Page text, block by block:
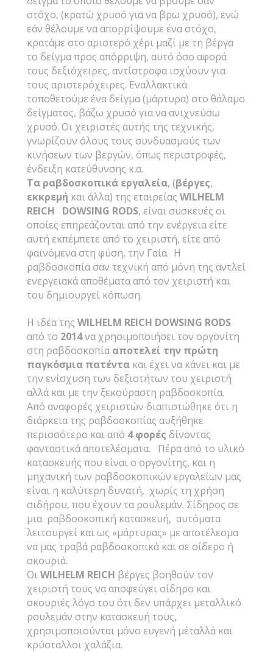
στόχο, (κρατώ χρυσό για να βρω χρυσό), ενώ
εάν θέλουμε να απορρίψουμε ένα στόχο,
κρατάμε στο αριστερό χέρι μαζί με τη βέργα
το δείγμα προς απόρριψη, αυτό όσο αφορά
τους δεξιόχειρες, αντίστροφα ισχύουν για
τους αριστερόχειρες. Εναλλακτικά
τοποθετούμε ένα δείγμα (μάρτυρα) στο θάλαμο
δείγματος, βάζω χρυσό για να ανιχνεύσω
χρυσό. Οι χειριστές αυτής της τεχνικής,
γνωρίζουν όλους τους συνδυασμούς των
κινήσεων των βεργών, όπως περιστροφές,
ένδειξη κατεύθυνσης κ.α.
Τα ραβδοσκοπικά εργαλεία, (βέργες,
εκκρεμή και άλλα) της εταιρείας WILHELM
REICH DOWSING RODS, είναι συσκευές οι
οποίες επηρεάζονται από την ενέργεια είτε
αυτή εκπέμπετε από το χειριστή, είτε από
φαινόμενα στη φύση, την Γαία. Η
ραβδοσκοπία σαν τεχνική από μόνη της αντλεί
ενεργειακά αποθέματα από τον χειριστή και
του δημιουργεί κόπωση.
Η ιδέα της WILHELM REICH DOWSING RODS
από το 2014να χρησιμοποιήσει τον οργονίτη
στη ραβδοσκοπία αποτελεί την πρώτη
παγκόσμια πατέντα και έχει να κάνει και με
την ενίσχυση των δεξιοτήτων του χειριστή
αλλά και με την ξεκούραστη ραβδοσκοπία.
Από αναφορές χειριστών διαπιστώθηκε ότι η
διάρκεια της ραβδοσκοπίας αυξήθηκε
περισσότερο και από 4 φορές δίνοντας
φανταστικά αποτελέσματα. Πέρα από το υλικό
κατασκευής που είναι ο οργονίτης, και η
μηχανική των ραβδοσκοπικών εργαλείων μας
είναι η καλύτερη δυνατή, χωρίς τη χρήση
σιδήρου, που έχουν τα ρουλεμάν. Σίδηρος σε
μια ραβδοσκοπική κατασκευή, αυτόματα
λειτουργεί και ως «μάρτυρας» με αποτέλεσμα
να μας τραβά ραβδοσκοπικά και σε σίδερο ή
σκουριά.
ΟιWILHELM REICH βέργες βοηθούν τον
χειριστή τους να αποφεύγει σίδηρο και
σκουριές λόγο του ότι δεν υπάρχει μεταλλικό
ρουλεμάν στην κατασκευή τους,
χρησιμοποιούνται μόνο ευγενή μέταλλά και
κρύσταλλοι χαλάζια.